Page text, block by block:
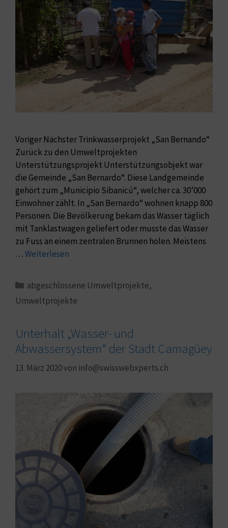
Voriger Nächster Trinkwasserprojekt „San Bernando“
Zurück zu den Umweltprojekten
Unterstützungsprojekt Unterstützungsobjekt war
die Gemeinde „San Bernardo“. Diese Landgemeinde
gehört zum „Municipio Sibanicú“, welcher ca. 30’000
Einwohner zählt. In „San Bernardo“ wohnen knapp 800
Personen. Die Bevölkerung bekam das Wasser täglich
mit Tanklastwagen geliefert oder musste das Wasser
zu Fuss an einem zentralen Brunnen holen. Meistens
…Weiterlesen
abgeschlossene Umweltprojekte,
Umweltprojekte
Unterhalt „Wasser- und
Abwassersystem“ der Stadt Camagüey
13. März 2020von info@swisswebxperts.ch